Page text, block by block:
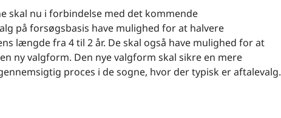
skal nu i forbindelse med det kommende
på forsøgsbasis have mulighed for at halvere
længde fra 4 til 2 år. De skal også have mulighed for at
ny valgform. Den nye valgform skal sikre en mere
proces i de sogne, hvor der typisk er aftalevalg.